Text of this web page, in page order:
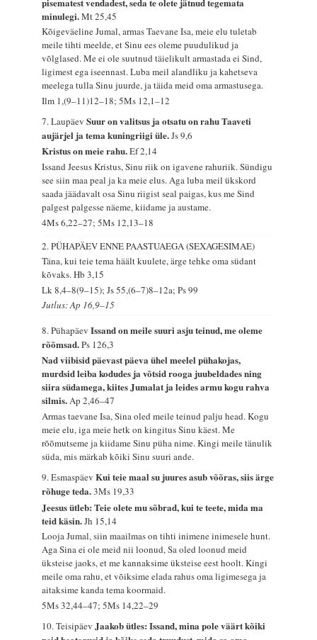
minulegi.Mt 25,45
Kõigeväeline Jumal, armas Taevane Isa, meie elu tuletab
meile tihti meelde, et Sinu ees oleme puudulikud ja
võlglased. Me ei ole suutnud täielikult armastada ei Sind,
ligimest ega iseennast. Luba meil alandliku ja kahetseva
meelega tulla Sinu juurde, ja täida meid oma armastusega.
Ilm 1,(9–11)12–18; 5Ms 12,1–12
7. LaupäevSuur on valitsus ja otsatu on rahu Taaveti
aujärjel ja tema kuningriigi üle.Js 9,6
Kristus on meie rahu.Ef 2,14
Issand Jeesus Kristus, Sinu riik on igavene rahuriik. Sündigu
see siin maa peal ja ka meie elus. Aga luba meil ükskord
saada jäädavalt osa Sinu riigist seal paigas, kus me Sind
palgest palgesse näeme, kiidame ja austame.
4Ms 6,22–27; 5Ms 12,13–18
2. PÜHAPÄEV ENNE PAASTUAEGA (SEXAGESIMAE)
Täna, kui teie tema häält kuulete, ärge tehke oma südant
kõvaks.Hb 3,15
Lk 8,4–8(9–15); Js 55,(6–7)8–12a; Ps 99
Jutlus: Ap 16,9–15
8. PühapäevIssand on meile suuri asju teinud, me oleme
rõõmsad.Ps 126,3
Nad viibisid päevast päeva ühel meelel pühakojas,
murdsid leiba kodudes ja võtsid rooga juubeldades ning
siira südamega, kiites Jumalat ja leides armu kogu rahva
silmis.Ap 2,46–47
Armas taevane Isa, Sina oled meile teinud palju head. Kogu
meie elu, iga meie hetk on kingitus Sinu käest. Me
rõõmutseme ja kiidame Sinu püha nime. Kingi meile tänulik
süda, mis märkab kõiki Sinu suuri ande.
9. EsmaspäevKui teie maal su juures asub võõras, siis ärge
rõhuge teda.3Ms 19,33
Jeesus ütleb: Teie olete mu sõbrad, kui te teete, mida ma
teid käsin.Jh 15,14
Looja Jumal, siin maailmas on tihti inimene inimesele hunt.
Aga Sina ei ole meid nii loonud, Sa oled loonud meid
üksteise jaoks, et me kannaksime üksteise eest hoolt. Kingi
meile oma rahu, et võiksime elada rahus oma ligimesega ja
aitaksime kanda tema koormaid.
5Ms 32,44–47; 5Ms 14,22–29
10. TeisipäevJaakob ütles: Issand, mina pole väärt kõiki